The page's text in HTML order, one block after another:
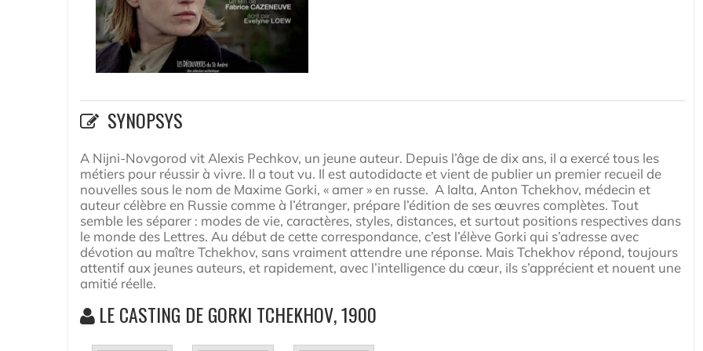
SYNOPSYS
A Nijni-Novgorod vit Alexis Pechkov, un jeune auteur. Depuis l’âge de dix ans, il a exercé tous les
métiers pour réussir à vivre. Il a tout vu. Il est autodidacte et vient de publier un premier recueil de
nouvelles sous le nom de Maxime Gorki, « amer » en russe. A Ialta, Anton Tchekhov, médecin et
auteur célèbre en Russie comme à l’étranger, prépare l’édition de ses œuvres complètes. Tout
semble les séparer : modes de vie, caractères, styles, distances, et surtout positions respectives dans
le monde des Lettres. Au début de cette correspondance, c’est l’élève Gorki qui s’adresse avec
dévotion au maître Tchekhov, sans vraiment attendre une réponse. Mais Tchekhov répond, toujours
attentif aux jeunes auteurs, et rapidement, avec l’intelligence du cœur, ils s’apprécient et nouent une
amitié réelle.
LE CASTING DE GORKI TCHEKHOV, 1900